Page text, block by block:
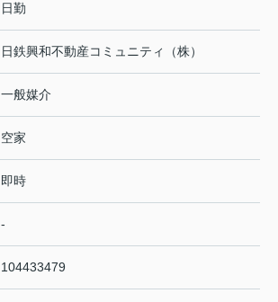
日勤
日鉄興和不動産コミュニティ（株）
一般媒介
空家
即時
-
104433479